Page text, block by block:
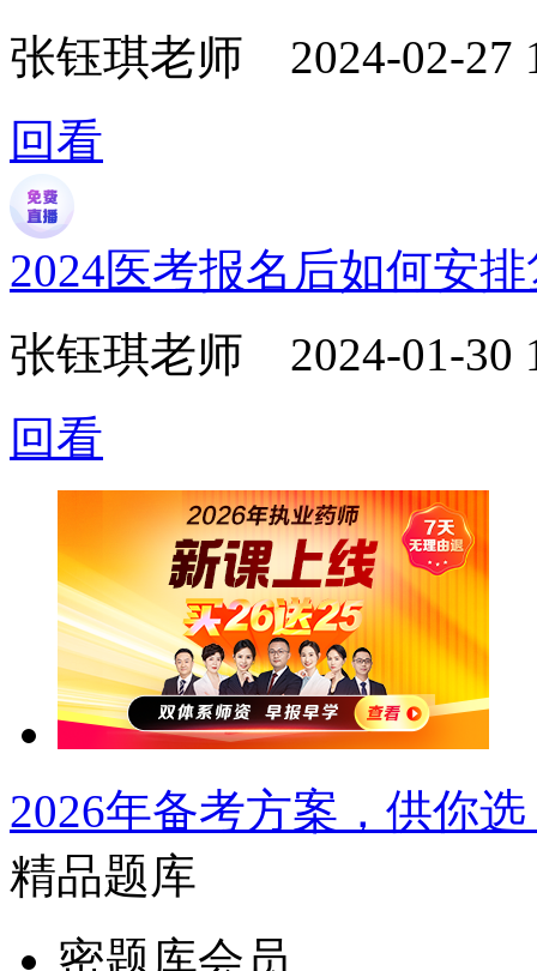
张钰琪老师 2024-02-27
回看
2024医考报名后如何安
张钰琪老师 2024-01-30
回看
2026年备考方案，供你
精品题库
密题库会员